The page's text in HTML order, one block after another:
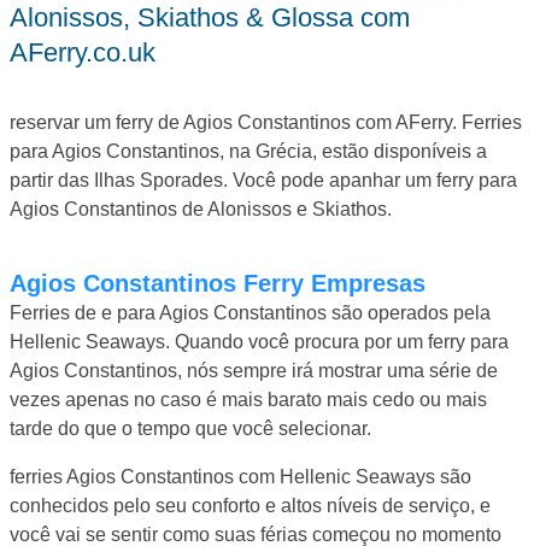
Alonissos, Skiathos & Glossa com
AFerry.co.uk
reservar um ferry de Agios Constantinos com AFerry. Ferries
para Agios Constantinos, na Grécia, estão disponíveis a
partir das Ilhas Sporades. Você pode apanhar um ferry para
Agios Constantinos de Alonissos e Skiathos.
Agios Constantinos Ferry Empresas
Ferries de e para Agios Constantinos são operados pela
Hellenic Seaways. Quando você procura por um ferry para
Agios Constantinos, nós sempre irá mostrar uma série de
vezes apenas no caso é mais barato mais cedo ou mais
tarde do que o tempo que você selecionar.
ferries Agios Constantinos com Hellenic Seaways são
conhecidos pelo seu conforto e altos níveis de serviço, e
você vai se sentir como suas férias começou no momento